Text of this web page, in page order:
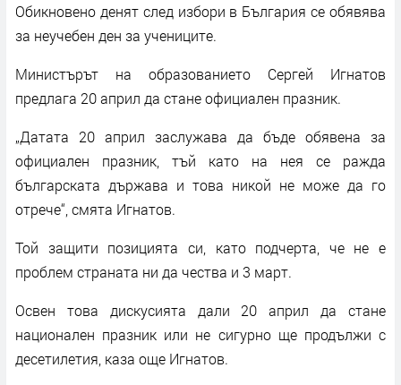
Обикновено денят след избори в България се обявява
за неучебен ден за учениците.
Министърът на образованието Сергей Игнатов
предлага 20 април да стане официален празник.
„Датата 20 април заслужава да бъде обявена за
официален празник, тъй като на нея се ражда
българската държава и това никой не може да го
отрече“, смята Игнатов.
Той защити позицията си, като подчерта, че не е
проблем страната ни да чества и 3 март.
Освен това дискусията дали 20 април да стане
национален празник или не сигурно ще продължи с
десетилетия, каза още Игнатов.